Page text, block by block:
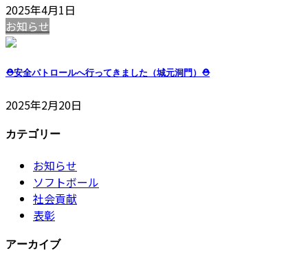
2025年4月1日
お知らせ
⛑安全パトロールへ行ってきました（城元洞門）⛑
2025年2月20日
カテゴリー
お知らせ
ソフトボール
社会貢献
表彰
アーカイブ